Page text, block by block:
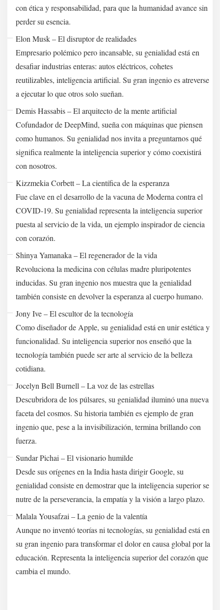
con ética y responsabilidad, para que la humanidad avance sin
perder su esencia.
Elon Musk – El disruptor de realidades
Empresario polémico pero incansable, su genialidad está en
desafiar industrias enteras: autos eléctricos, cohetes
reutilizables, inteligencia artificial. Su gran ingenio es atreverse
a ejecutar lo que otros solo sueñan.
Demis Hassabis – El arquitecto de la mente artificial
Cofundador de DeepMind, sueña con máquinas que piensen
como humanos. Su genialidad nos invita a preguntarnos qué
significa realmente la inteligencia superior y cómo coexistirá
con nosotros.
Kizzmekia Corbett – La científica de la esperanza
Fue clave en el desarrollo de la vacuna de Moderna contra el
COVID-19. Su genialidad representa la inteligencia superior
puesta al servicio de la vida, un ejemplo inspirador de ciencia
con corazón.
Shinya Yamanaka – El regenerador de la vida
Revoluciona la medicina con células madre pluripotentes
inducidas. Su gran ingenio nos muestra que la genialidad
también consiste en devolver la esperanza al cuerpo humano.
Jony Ive – El escultor de la tecnología
Como diseñador de Apple, su genialidad está en unir estética y
funcionalidad. Su inteligencia superior nos enseñó que la
tecnología también puede ser arte al servicio de la belleza
cotidiana.
Jocelyn Bell Burnell – La voz de las estrellas
Descubridora de los púlsares, su genialidad iluminó una nueva
faceta del cosmos. Su historia también es ejemplo de gran
ingenio que, pese a la invisibilización, termina brillando con
fuerza.
Sundar Pichai – El visionario humilde
Desde sus orígenes en la India hasta dirigir Google, su
genialidad consiste en demostrar que la inteligencia superior se
nutre de la perseverancia, la empatía y la visión a largo plazo.
Malala Yousafzai – La genio de la valentía
Aunque no inventó teorías ni tecnologías, su genialidad está en
su gran ingenio para transformar el dolor en causa global por la
educación. Representa la inteligencia superior del corazón que
cambia el mundo.